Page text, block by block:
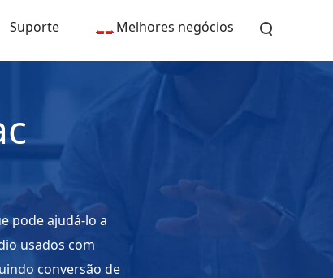
Suporte Melhores negócios
pode ajudá-lo a
usados ​​com
conversão de